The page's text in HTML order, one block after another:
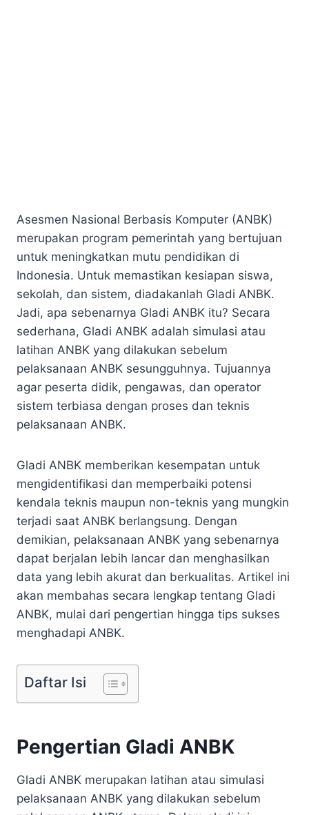
Asesmen Nasional Berbasis Komputer (ANBK)
merupakan program pemerintah yang bertujuan
untuk meningkatkan mutu pendidikan di
Indonesia. Untuk memastikan kesiapan siswa,
sekolah, dan sistem, diadakanlah Gladi ANBK.
Jadi, apa sebenarnya Gladi ANBK itu? Secara
sederhana, Gladi ANBK adalah simulasi atau
latihan ANBK yang dilakukan sebelum
pelaksanaan ANBK sesungguhnya. Tujuannya
agar peserta didik, pengawas, dan operator
sistem terbiasa dengan proses dan teknis
pelaksanaan ANBK.
Gladi ANBK memberikan kesempatan untuk
mengidentifikasi dan memperbaiki potensi
kendala teknis maupun non-teknis yang mungkin
terjadi saat ANBK berlangsung. Dengan
demikian, pelaksanaan ANBK yang sebenarnya
dapat berjalan lebih lancar dan menghasilkan
data yang lebih akurat dan berkualitas. Artikel ini
akan membahas secara lengkap tentang Gladi
ANBK, mulai dari pengertian hingga tips sukses
menghadapi ANBK.
Daftar Isi
Pengertian Gladi ANBK
Gladi ANBK merupakan latihan atau simulasi
pelaksanaan ANBK yang dilakukan sebelum